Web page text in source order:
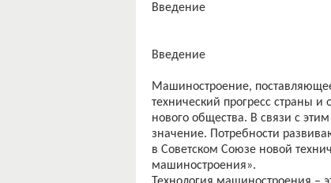
Введение
Введение
Машиностроение,
технический прогресс страны
нового общества. В связи с
значение. Потребности
в Советском Союзе новой
машиностроения».